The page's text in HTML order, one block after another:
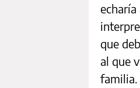
que
al que
familia.